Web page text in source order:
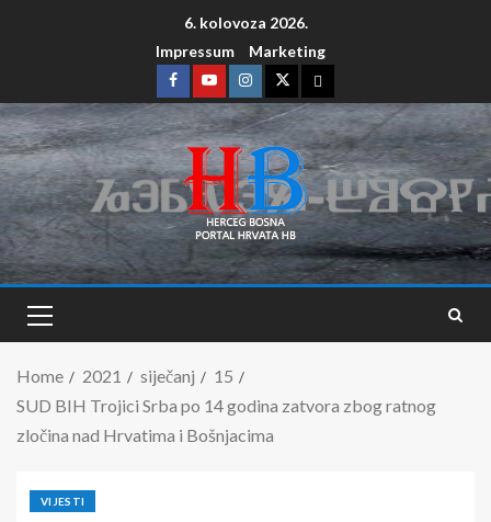
6. kolovoza 2026.
Impressum
Marketing
Home 2021 siječanj
15
SUD BIH Trojici Srba po 14 godina zatvora zbog ratnog
zločina nad Hrvatima i Bošnjacima
VIJESTI